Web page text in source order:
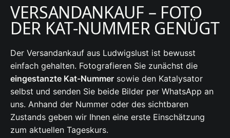
VERSANDANKAUF – FOTO
DER KAT-NUMMER GENÜGT
Der Versandankauf aus Ludwigslust ist bewusst
einfach gehalten. Fotografieren Sie zunächst die
eingestanzte Kat-Nummer sowie den Katalysator
selbst und senden Sie beide Bilder per WhatsApp an
uns. Anhand der Nummer oder des sichtbaren
Zustands geben wir Ihnen eine erste Einschätzung
zum aktuellen Tageskurs.